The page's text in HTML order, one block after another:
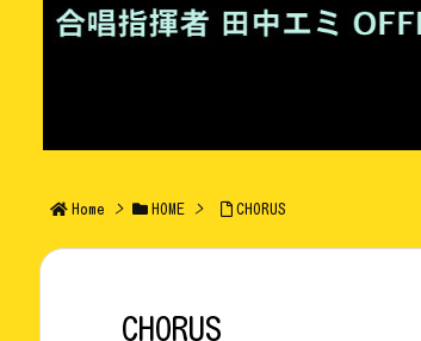
Home > HOME > CHORUS
CHORUS